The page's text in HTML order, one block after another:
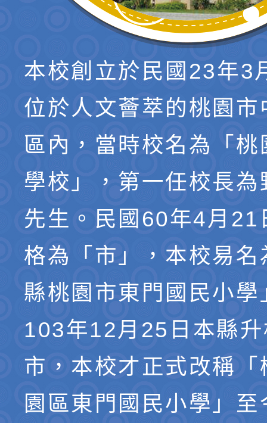
本校創立於民國23年3
位於人文薈萃的桃園市
區內，當時校名為「桃
學校」，第一任校長為
先生。民國60年4月21
格為「市」，本校易名
縣桃園市東門國民小學
103年12月25日本縣
市，本校才正式改稱「
園區東門國民小學」